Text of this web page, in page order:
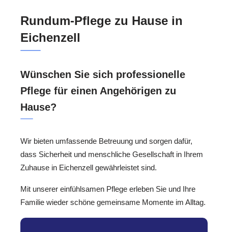
Rundum-Pflege zu Hause in
Eichenzell
Wünschen Sie sich professionelle
Pflege für einen Angehörigen zu
Hause?
Wir bieten umfassende Betreuung und sorgen dafür,
dass Sicherheit und menschliche Gesellschaft in Ihrem
Zuhause in Eichenzell gewährleistet sind.
Mit unserer einfühlsamen Pflege erleben Sie und Ihre
Familie wieder schöne gemeinsame Momente im Alltag.